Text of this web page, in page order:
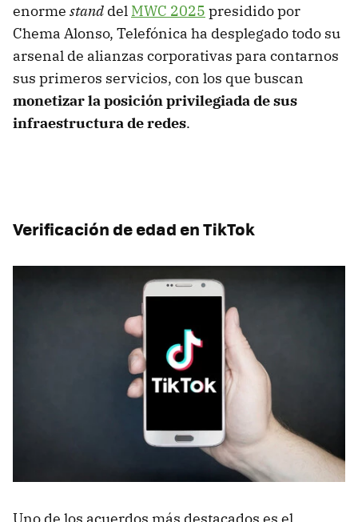
enorme stand del MWC 2025 presidido por
Chema Alonso, Telefónica ha desplegado todo su
arsenal de alianzas corporativas para contarnos
sus primeros servicios, con los que buscan
monetizar la posición privilegiada de sus
infraestructura de redes.
Verificación de edad en TikTok